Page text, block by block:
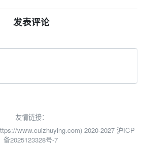
发表评论
友情链接：
www.cuizhuying.com) 2020-2027 沪ICP
备2025123328号-7